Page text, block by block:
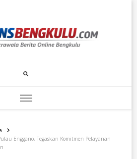
Enggano, Tegaskan Komitmen Pelayanan